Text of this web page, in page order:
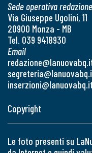
Sede operativa
Via Giuseppe Ugolini, 11
20900 Monza - MB
Tel. 039 9418930
Email
inserzioni@lanuovabq.it
Copyright
Le foto presenti su